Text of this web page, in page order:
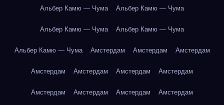
Альбер Камю — Чума Альбер Камю — Чума
Альбер Камю — Чума Альбер Камю — Чума
Альбер Камю — Чума Амстердам Амстердам Амстердам
Амстердам Амстердам Амстердам Амстердам
Амстердам Амстердам Амстердам Амстердам